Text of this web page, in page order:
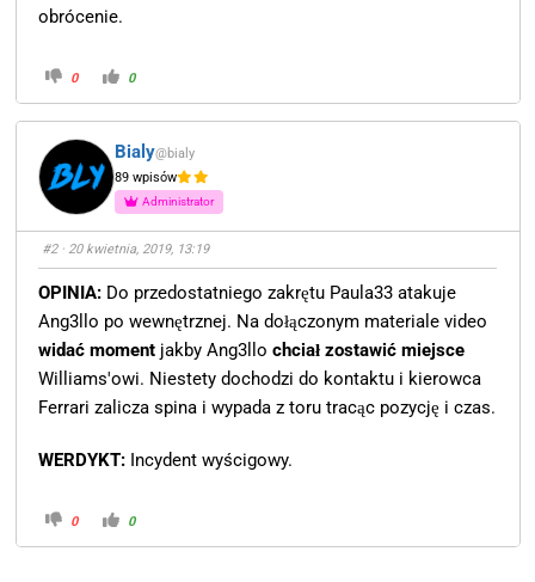
obrócenie.
0 0
Bialy@bialy
89 wpisów
Administrator
#2· 20 kwietnia, 2019, 13:19
OPINIA: Do przedostatniego zakrętu Paula33 atakuje
Ang3llo po wewnętrznej. Na dołączonym materiale video
widać moment jakby Ang3llochciał zostawić miejsce
Williams'owi. Niestety dochodzi do kontaktu i kierowca
Ferrari zalicza spina i wypada z toru tracąc pozycję i czas.
WERDYKT: Incydent wyścigowy.
0 0